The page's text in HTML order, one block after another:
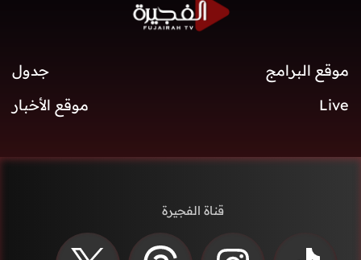
موقع البرامج
جدول
Live
موقع الأخبار
قناة الفجيرة